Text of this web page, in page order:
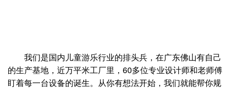
我们是国内儿童游乐行业的排头兵，在广东佛山有自己
的生产基地，近万平米工厂里，60多位专业设计师和老师傅
盯着每一台设备的诞生。从你有想法开始，我们就能帮你规